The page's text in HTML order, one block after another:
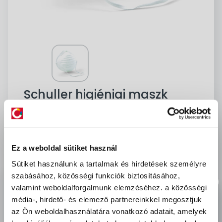
Ez a weboldal sütiket használ
Sütiket használunk a tartalmak és hirdetések személyre
szabásához, közösségi funkciók biztosításához,
valamint weboldalforgalmunk elemzéséhez. a közösségi
média-, hirdető- és elemező partnereinkkel megosztjuk
az Ön weboldalhasználatára vonatkozó adatait, amelyek
Schuller higiéniai maszk
Gyűjtő:
raklap=1000db, karton=50db
Kedvencekhez ad
Kifutott
bruttó - Ft
delivery Szállítási díjak: